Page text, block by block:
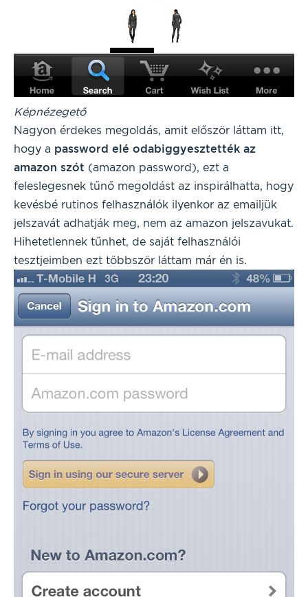
Képnézegető
Nagyon érdekes megoldás, amit először láttam itt,
hogy a password elé odabiggyesztették az
amazon szót (amazon password), ezt a
feleslegesnek tűnő megoldást az inspirálhatta, hogy
kevésbé rutinos felhasználók ilyenkor az emailjük
jelszavát adhatják meg, nem az amazon jelszavukat.
Hihetetlennek tűnhet, de saját felhasználói
tesztjeimben ezt többször láttam már én is.